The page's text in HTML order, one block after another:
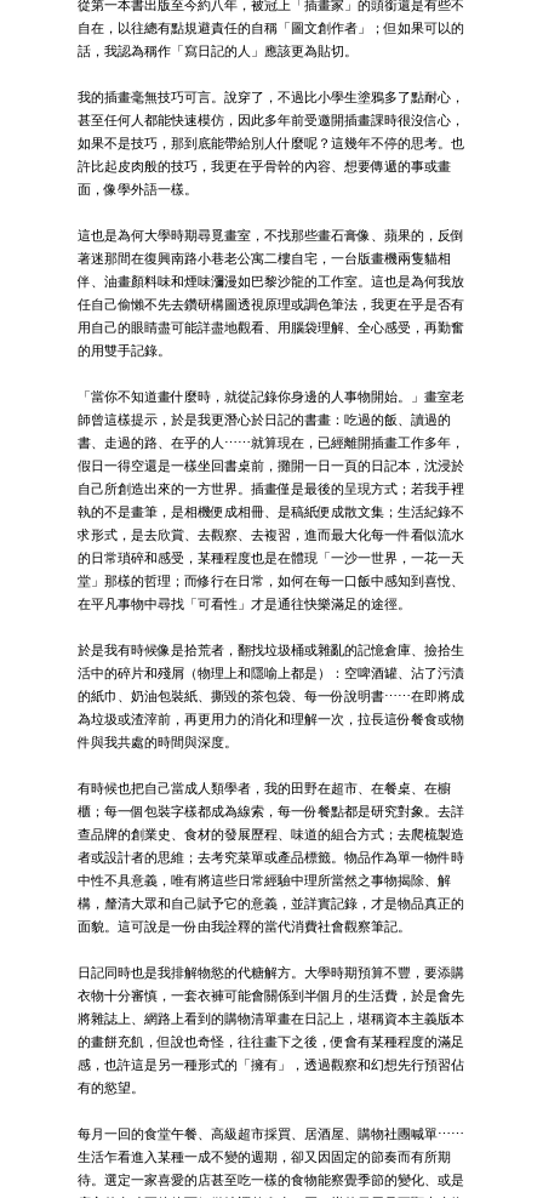
從第一本書出版至今約八年，被冠上「插畫家」的頭銜還是有些不
自在，以往總有點規避責任的自稱「圖文創作者」；但如果可以的
話，我認為稱作「寫日記的人」應該更為貼切。
我的插畫毫無技巧可言。說穿了，不過比小學生塗鴉多了點耐心，
甚至任何人都能快速模仿，因此多年前受邀開插畫課時很沒信心，
如果不是技巧，那到底能帶給別人什麼呢？這幾年不停的思考。也
許比起皮肉般的技巧，我更在乎骨幹的內容、想要傳遞的事或畫
面，像學外語一樣。
這也是為何大學時期尋覓畫室，不找那些畫石膏像、蘋果的，反倒
著迷那間在復興南路小巷老公寓二樓自宅，一台版畫機兩隻貓相
伴、油畫顏料味和煙味瀰漫如巴黎沙龍的工作室。這也是為何我放
任自己偷懶不先去鑽研構圖透視原理或調色筆法，我更在乎是否有
用自己的眼睛盡可能詳盡地觀看、用腦袋理解、全心感受，再勤奮
的用雙手記錄。
「當你不知道畫什麼時，就從記錄你身邊的人事物開始。」畫室老
師曾這樣提示，於是我更潛心於日記的書畫：吃過的飯、讀過的
書、走過的路、在乎的人⋯⋯就算現在，已經離開插畫工作多年，
假日一得空還是一樣坐回書桌前，攤開一日一頁的日記本，沈浸於
自己所創造出來的一方世界。插畫僅是最後的呈現方式；若我手裡
執的不是畫筆，是相機便成相冊、是稿紙便成散文集；生活紀錄不
求形式，是去欣賞、去觀察、去複習，進而最大化每一件看似流水
的日常瑣碎和感受，某種程度也是在體現「一沙一世界，一花一天
堂」那樣的哲理；而修行在日常，如何在每一口飯中感知到喜悅、
在平凡事物中尋找「可看性」才是通往快樂滿足的途徑。
於是我有時候像是拾荒者，翻找垃圾桶或雜亂的記憶倉庫、撿拾生
活中的碎片和殘屑（物理上和隱喻上都是）：空啤酒罐、沾了污漬
的紙巾、奶油包裝紙、撕毀的茶包袋、每一份說明書⋯⋯在即將成
為垃圾或渣滓前，再更用力的消化和理解一次，拉長這份餐食或物
件與我共處的時間與深度。
有時候也把自己當成人類學者，我的田野在超市、在餐桌、在櫥
櫃；每一個包裝字樣都成為線索，每一份餐點都是研究對象。去詳
查品牌的創業史、食材的發展歷程、味道的組合方式；去爬梳製造
者或設計者的思維；去考究菜單或產品標籤。物品作為單一物件時
中性不具意義，唯有將這些日常經驗中理所當然之事物揭除、解
構，釐清大眾和自己賦予它的意義，並詳實記錄，才是物品真正的
面貌。這可說是一份由我詮釋的當代消費社會觀察筆記。
日記同時也是我排解物慾的代糖解方。大學時期預算不豐，要添購
衣物十分審慎，一套衣褲可能會關係到半個月的生活費，於是會先
將雜誌上、網路上看到的購物清單畫在日記上，堪稱資本主義版本
的畫餅充飢，但說也奇怪，往往畫下之後，便會有某種程度的滿足
感，也許這是另一種形式的「擁有」，透過觀察和幻想先行預習佔
有的慾望。
每月一回的食堂午餐、高級超市採買、居酒屋、購物社團喊單⋯⋯
生活乍看進入某種一成不變的週期，卻又因固定的節奏而有所期
待。選定一家喜愛的店甚至吃一樣的食物能察覺季節的變化、或是